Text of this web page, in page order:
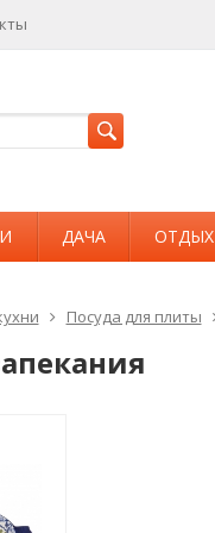
ДАЧА ОТДЫХ
Посуда для плиты